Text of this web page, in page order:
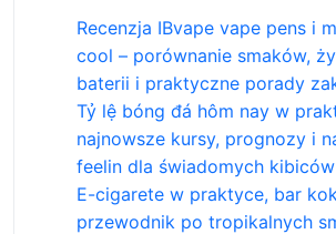
Recenzja IBvape vape pens i
cool – porównanie smaków,
baterii i praktyczne porady
Tỷ lệ bóng đá hôm nay w
najnowsze kursy, prognozy i
feelin dla świadomych kibiców
E-cigarete w praktyce, bar
przewodnik po tropikalnych